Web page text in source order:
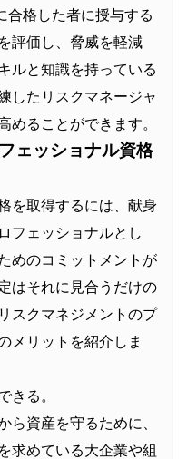
合格した者に授与する
評価し、脅威を軽減
ルと知識を持っている
したリスクマネージャ
めることができます。
ェッショナル資格
を取得するには、献身
フェッショナルとし
めのコミットメントが
はそれに見合うだけの
スクマネジメントのプ
メリットを紹介しま
きる。
ら資産を守るために、
求めている大企業や組